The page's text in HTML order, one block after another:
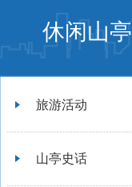
休闲山亭
旅游活动
山亭史话